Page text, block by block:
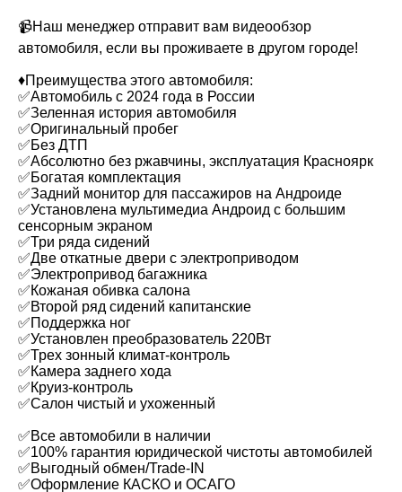
📹Наш менеджер отправит вам видеообзор
автомобиля, если вы проживаете в другом городе!
♦️Преимущества этого автомобиля:
✅Автомобиль с 2024 года в России
✅Зеленная история автомобиля
✅Оригинальный пробег
✅Без ДТП
✅Абсолютно без ржавчины, эксплуатация Красноярк
✅Богатая комплектация
✅Задний монитор для пассажиров на Андроиде
✅Установлена мультимедиа Андроид с большим
сенсорным экраном
✅Три ряда сидений
✅Две откатные двери с электроприводом
✅Электропривод багажника
✅Кожаная обивка салона
✅Второй ряд сидений капитанские
✅Поддержка ног
✅Установлен преобразователь 220Вт
✅Трех зонный климат-контроль
✅Камера заднего хода
✅Круиз-контроль
✅Салон чистый и ухоженный
✅Все автомобили в наличии
✅100% гарантия юридической чистоты автомобилей
✅Выгодный обмен/Trade-IN
✅Оформление КАСКО и ОСАГО